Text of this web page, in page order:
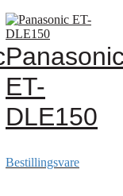
ET-
DLE150
Bestillingsvare